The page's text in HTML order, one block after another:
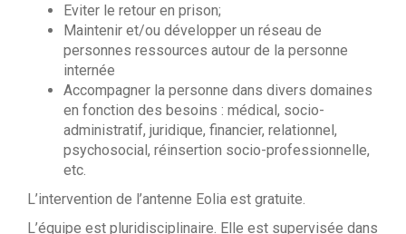
Eviter le retour en prison;
Maintenir et/ou développer un réseau de
personnes ressources autour de la personne
internée
Accompagner la personne dans divers domaines
en fonction des besoins : médical, socio-
administratif, juridique, financier, relationnel,
psychosocial, réinsertion socio-professionnelle,
etc.
L’intervention de l’antenne Eolia est gratuite.
L’équipe est pluridisciplinaire. Elle est supervisée dans